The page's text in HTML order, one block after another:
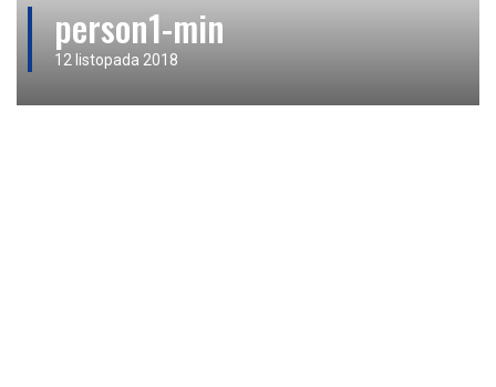
person1-min
12 listopada 2018